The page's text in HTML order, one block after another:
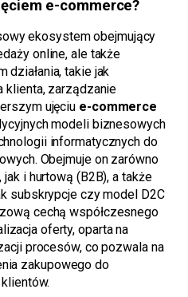
e-commerce?
ekosystem obejmujący
online, ale także
takie jak
klienta, zarządzanie
ujęciu e-commerce
modeli biznesowych
informatycznych do
Obejmuje on zarówno
i hurtową (B2B), a także
subskrypcje czy model D2C
cechą współczesnego
oferty, oparta na
procesów, co pozwala na
zakupowego do